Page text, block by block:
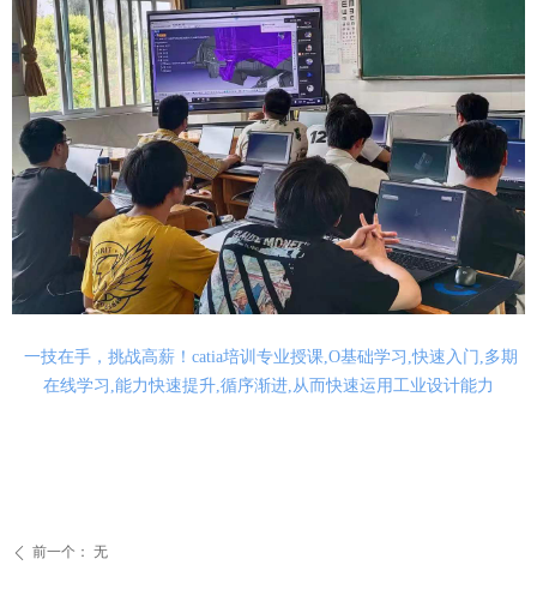
一技在手，挑战高薪！catia培训专业授课,O基础学习,快速入门,多期
在线学习,能力快速提升,循序渐进,从而快速运用工业设计能力
ꄴ 前一个： 无